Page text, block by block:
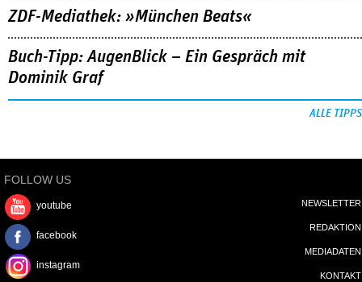
ZDF-Mediathek: »München Beats«
Buch-Tipp: AugenBlick – Ein Gespräch mit
Dominik Graf
ALLE TIPPS
FOLLOW US
youtube
facebook
instagram
NEWSLETTER
REDAKTION
MEDIADATEN
KONTAKT